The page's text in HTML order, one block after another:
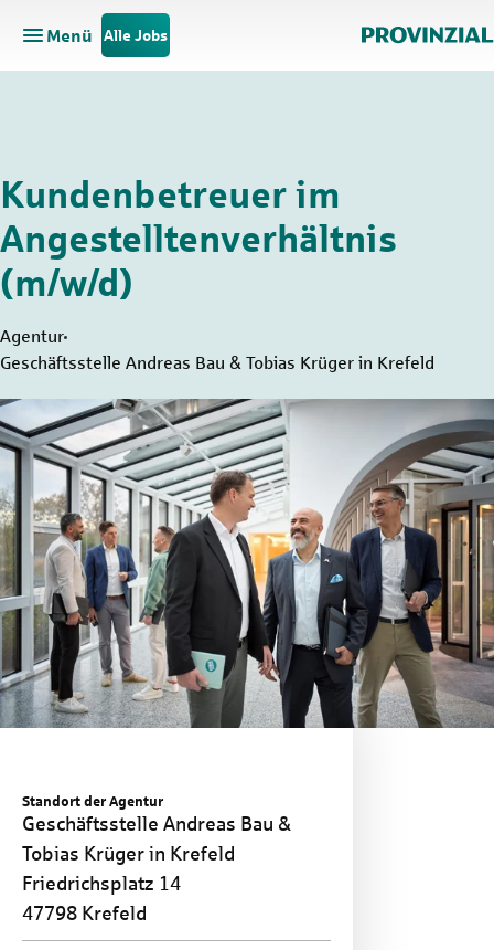
Zum Hauptinhalt springen
Zur Navigation springen
Menü
Hauptnavigation öffnen
Alle Jobs
Kundenbetreuer im
Angestelltenverhältnis
(m/w/d)
Agentur
Geschäftsstelle Andreas Bau & Tobias Krüger in Krefeld
Standort der Agentur
Geschäftsstelle Andreas Bau &
Tobias Krüger in Krefeld
Friedrichsplatz 14
47798 Krefeld